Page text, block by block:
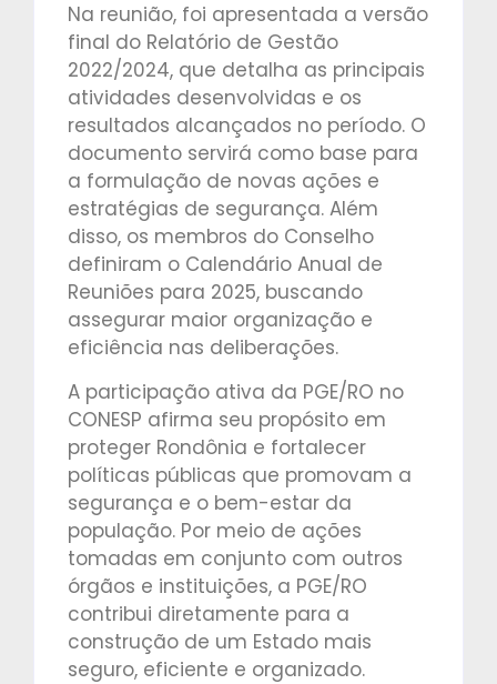
Na reunião, foi apresentada a versão
final do Relatório de Gestão
2022/2024, que detalha as principais
atividades desenvolvidas e os
resultados alcançados no período. O
documento servirá como base para
a formulação de novas ações e
estratégias de segurança. Além
disso, os membros do Conselho
definiram o Calendário Anual de
Reuniões para 2025, buscando
assegurar maior organização e
eficiência nas deliberações.
A participação ativa da PGE/RO no
CONESP afirma seu propósito em
proteger Rondônia e fortalecer
políticas públicas que promovam a
segurança e o bem-estar da
população. Por meio de ações
tomadas em conjunto com outros
órgãos e instituições, a PGE/RO
contribui diretamente para a
construção de um Estado mais
seguro, eficiente e organizado.